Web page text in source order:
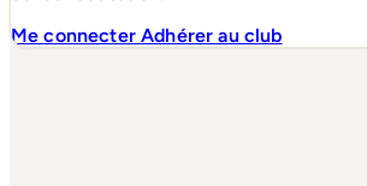
Me connecterAdhérer au club